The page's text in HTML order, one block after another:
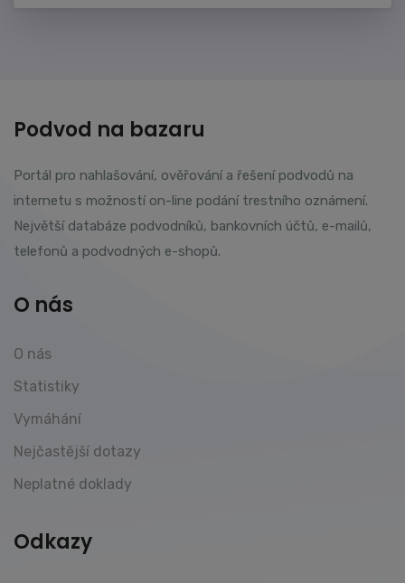
Podvod na bazaru
Portál pro nahlašování, ověřování a řešení podvodů na
internetu s možností on-line podání trestního oznámení.
Největší databáze podvodníků, bankovních účtů, e-mailů,
telefonů a podvodných e-shopů.
O nás
O nás
Statistiky
Vymáhání
Nejčastější dotazy
Neplatné doklady
Odkazy